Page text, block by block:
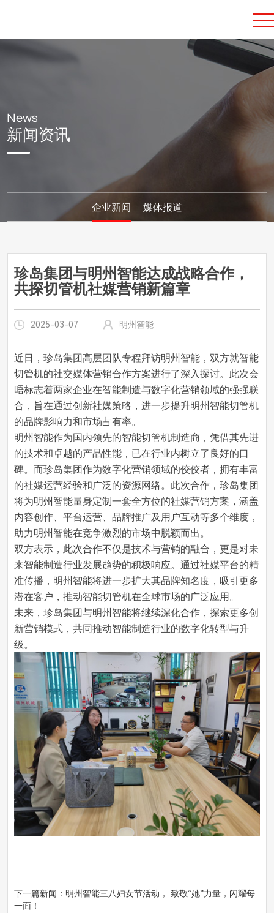
News
新闻资讯
企业新闻 媒体报道
珍岛集团与明州智能达成战略合作，
共探切管机社媒营销新篇章
2025-03-07 明州智能
近日，珍岛集团高层团队专程拜访明州智能，双方就智能
切管机的社交媒体营销合作方案进行了深入探讨。此次会
晤标志着两家企业在智能制造与数字化营销领域的强强联
合，旨在通过创新社媒策略，进一步提升明州智能切管机
的品牌影响力和市场占有率。
明州智能作为国内领先的智能切管机制造商，凭借其先进
的技术和卓越的产品性能，已在行业内树立了良好的口
碑。而珍岛集团作为数字化营销领域的佼佼者，拥有丰富
的社媒运营经验和广泛的资源网络。此次合作，珍岛集团
将为明州智能量身定制一套全方位的社媒营销方案，涵盖
内容创作、平台运营、品牌推广及用户互动等多个维度，
助力明州智能在竞争激烈的市场中脱颖而出。
双方表示，此次合作不仅是技术与营销的融合，更是对未
来智能制造行业发展趋势的积极响应。通过社媒平台的精
准传播，明州智能将进一步扩大其品牌知名度，吸引更多
潜在客户，推动智能切管机在全球市场的广泛应用。
未来，珍岛集团与明州智能将继续深化合作，探索更多创
新营销模式，共同推动智能制造行业的数字化转型与升
级。
下一篇新闻 ：明州智能三八妇女节活动， 致敬“她”力量，闪耀每
一面！